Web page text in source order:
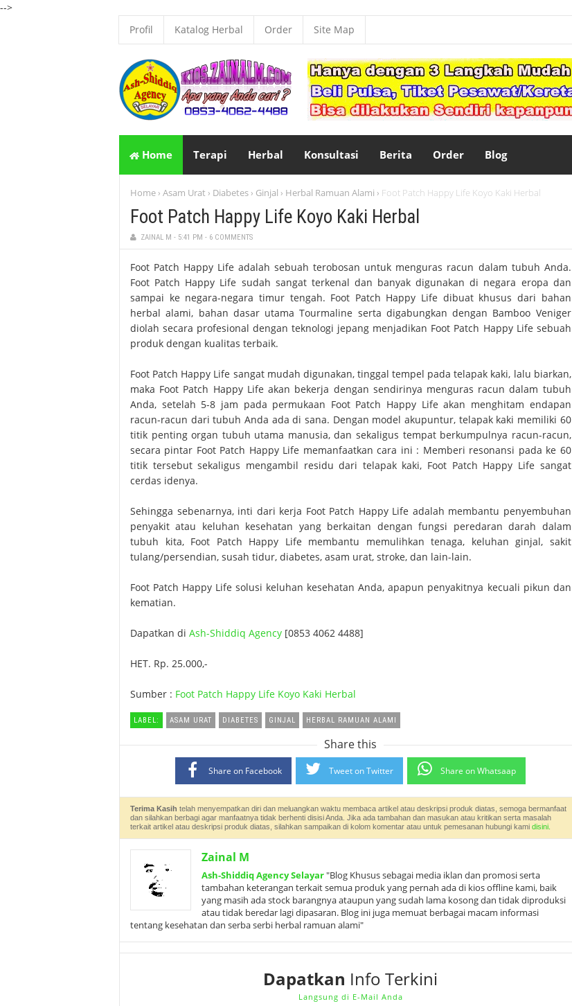
-->
Profil
Katalog Herbal Order Site Map
Home Terapi Herbal Konsultasi Berita Order Blog
Home › Asam Urat › Diabetes › Ginjal › Herbal Ramuan Alami › Foot Patch Happy Life Koyo Kaki Herbal
Foot Patch Happy Life Koyo Kaki Herbal
ZAINAL M - 5:41 PM - 6 COMMENTS
Foot Patch Happy Life adalah sebuah terobosan untuk menguras racun dalam tubuh Anda.
Foot Patch Happy Life sudah sangat terkenal dan banyak digunakan di negara eropa dan
sampai ke negara-negara timur tengah. Foot Patch Happy Life dibuat khusus dari bahan
herbal alami, bahan dasar utama Tourmaline serta digabungkan dengan Bamboo Veniger
diolah secara profesional dengan teknologi jepang menjadikan Foot Patch Happy Life sebuah
produk dengan kualitas terbaik.
Foot Patch Happy Life sangat mudah digunakan, tinggal tempel pada telapak kaki, lalu biarkan,
maka Foot Patch Happy Life akan bekerja dengan sendirinya menguras racun dalam tubuh
Anda, setelah 5-8 jam pada permukaan Foot Patch Happy Life akan menghitam endapan
racun-racun dari tubuh Anda ada di sana. Dengan model akupuntur, telapak kaki memiliki 60
titik penting organ tubuh utama manusia, dan sekaligus tempat berkumpulnya racun-racun,
secara pintar Foot Patch Happy Life memanfaatkan cara ini : Memberi resonansi pada ke 60
titik tersebut sekaligus mengambil residu dari telapak kaki, Foot Patch Happy Life sangat
cerdas idenya.
Sehingga sebenarnya, inti dari kerja Foot Patch Happy Life adalah membantu penyembuhan
penyakit atau keluhan kesehatan yang berkaitan dengan fungsi peredaran darah dalam
tubuh kita, Foot Patch Happy Life membantu memulihkan tenaga, keluhan ginjal, sakit
tulang/persendian, susah tidur, diabetes, asam urat, stroke, dan lain-lain.
Foot Patch Happy Life solusi keluhan kesehatan Anda, apapun penyakitnya kecuali pikun dan
kematian.
Dapatkan di Ash-Shiddiq Agency [0853 4062 4488]
HET. Rp. 25.000,-
Sumber : Foot Patch Happy Life Koyo Kaki Herbal
LABEL: ASAM URAT DIABETES GINJAL HERBAL RAMUAN ALAMI
Share this
Share on Facebook Tweet on Twitter Share on Whatsaap
Terima Kasih telah menyempatkan diri dan meluangkan waktu membaca artikel atau deskripsi produk diatas, semoga bermanfaat
dan silahkan berbagi agar manfaatnya tidak berhenti disisi Anda. Jika ada tambahan dan masukan atau kritikan serta masalah
terkait artikel atau deskripsi produk diatas, silahkan sampaikan di kolom komentar atau untuk pemesanan hubungi kami disini.
Zainal M
Ash-Shiddiq Agency Selayar"Blog Khusus sebagai media iklan dan promosi serta
tambahan keterangan terkait semua produk yang pernah ada di kios offline kami, baik
yang masih ada stock barangnya ataupun yang sudah lama kosong dan tidak diproduksi
atau tidak beredar lagi dipasaran. Blog ini juga memuat berbagai macam informasi
tentang kesehatan dan serba serbi herbal ramuan alami"
Dapatkan Info Terkini
Langsung di E-Mail Anda